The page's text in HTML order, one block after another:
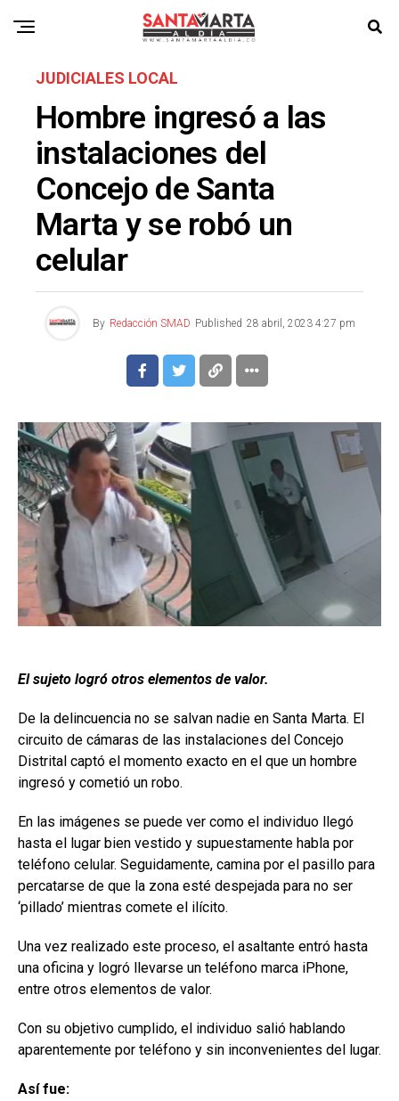
JUDICIALES LOCAL
Hombre ingresó a las
instalaciones del
Concejo de Santa
Marta y se robó un
celular
By Redacción SMAD Published 28 abril, 2023 4:27 pm
El sujeto logró otros elementos de valor.
De la delincuencia no se salvan nadie en Santa Marta. El
circuito de cámaras de las instalaciones del Concejo
Distrital captó el momento exacto en el que un hombre
ingresó y cometió un robo.
En las imágenes se puede ver como el individuo llegó
hasta el lugar bien vestido y supuestamente habla por
teléfono celular. Seguidamente, camina por el pasillo para
percatarse de que la zona esté despejada para no ser
‘pillado’ mientras comete el ilícito.
Una vez realizado este proceso, el asaltante entró hasta
una oficina y logró llevarse un teléfono marca iPhone,
entre otros elementos de valor.
Con su objetivo cumplido, el individuo salió hablando
aparentemente por teléfono y sin inconvenientes del lugar.
Así fue: